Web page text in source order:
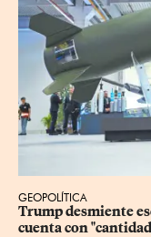
GEOPOLÍTICA
Trump desmiente
cuenta con